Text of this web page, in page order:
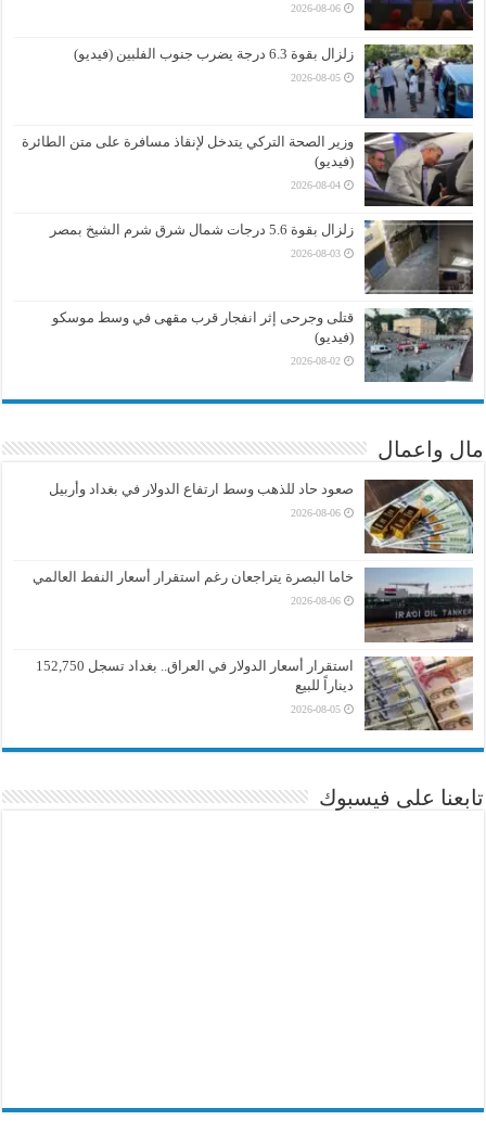
2026-08-06
زلزال بقوة 6.3 درجة يضرب جنوب الفلبين (فيديو)
2026-08-05
وزير الصحة التركي يتدخل لإنقاذ مسافرة على متن الطائرة
(فيديو)
2026-08-04
زلزال بقوة 5.6 درجات شمال شرق شرم الشيخ بمصر
2026-08-03
قتلى وجرحى إثر انفجار قرب مقهى في وسط موسكو
(فيديو)
2026-08-02
مال واعمال
صعود حاد للذهب وسط ارتفاع الدولار في بغداد وأربيل
2026-08-06
خاما البصرة يتراجعان رغم استقرار أسعار النفط العالمي
2026-08-06
استقرار أسعار الدولار في العراق.. بغداد تسجل 152,750
ديناراً للبيع
2026-08-05
تابعنا على فيسبوك